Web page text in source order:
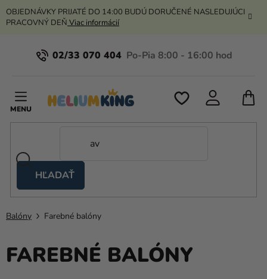
Prejsť
na
OBJEDNÁVKY PRIJATÉ DO 14:00 BUDÚ DORUČENÉ NASLEDUJÚCI
PRACOVNÝ DEŇ Viac informácií
02/33 070 404
HĽADAŤ
stany
Kanekalon
Hélium
a
Balóny Farebné balóny
FAREBNÉ BALÓNY